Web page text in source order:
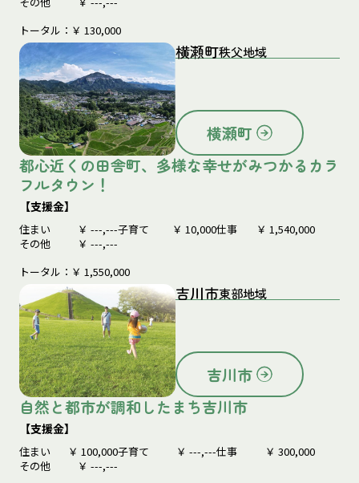
トータル：￥ 130,000
横瀬町秩父地域
横瀬町
都心近くの田舎町、多様な幸せがみつかるカラ
フルタウン！
【支援金】
住まい ￥ ---,---子育て ￥ 10,000仕事 ￥ 1,540,000
その他
￥ ---,---
トータル：￥ 1,550,000
吉川市東部地域
吉川市
自然と都市が調和したまち吉川市
【支援金】
住まい ￥ 100,000子育て ￥ ---,---仕事 ￥ 300,000
その他
￥ ---,---